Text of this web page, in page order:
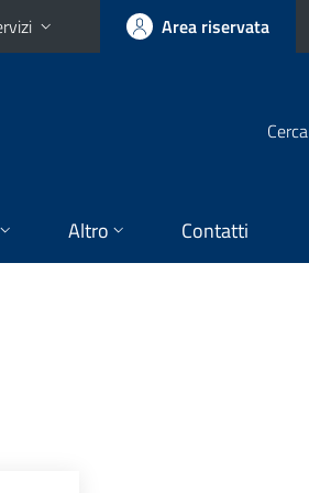
Area riservata
Cerca
Altro Contatti